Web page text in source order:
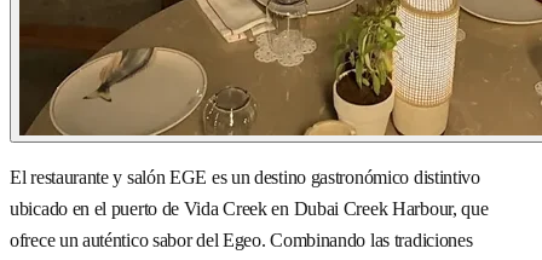
El restaurante y salón EGE es un destino gastronómico distintivo
ubicado en el puerto de Vida Creek en Dubai Creek Harbour, que
ofrece un auténtico sabor del Egeo. Combinando las tradiciones